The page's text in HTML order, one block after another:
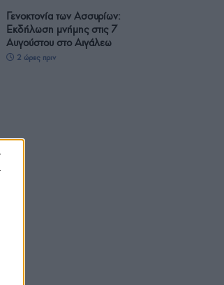
Γενοκτονία των Ασσυρίων:
Εκδήλωση μνήμης στις 7
Αυγούστου στο Αιγάλεω
2 ώρες πριν